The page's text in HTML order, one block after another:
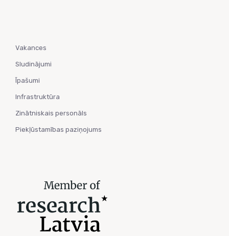
Vakances
Sludinājumi
Īpašumi
Infrastruktūra
Zinātniskais personāls
Piekļūstamības paziņojums